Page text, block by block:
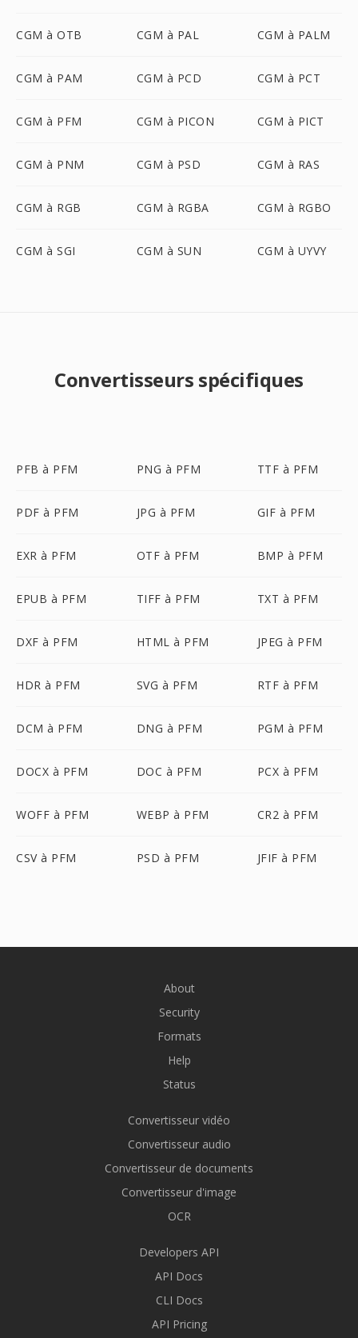
CGM à OTB CGM à PAL CGM à PALM
CGM à PAM CGM à PCD CGM à PCT
CGM à PFM CGM à PICON CGM à PICT
CGM à PNM CGM à PSD CGM à RAS
CGM à RGB CGM à RGBA CGM à RGBO
CGM à SGI CGM à SUN CGM à UYVY
Convertisseurs spécifiques
PFB à PFM PNG à PFM TTF à PFM
PDF à PFM JPG à PFM GIF à PFM
EXR à PFM OTF à PFM BMP à PFM
EPUB à PFM TIFF à PFM TXT à PFM
DXF à PFM HTML à PFM JPEG à PFM
HDR à PFM SVG à PFM RTF à PFM
DCM à PFM DNG à PFM PGM à PFM
DOCX à PFM DOC à PFM PCX à PFM
WOFF à PFM WEBP à PFM CR2 à PFM
CSV à PFM PSD à PFM JFIF à PFM
About
Security
Formats
Help
Status
Convertisseur vidéo
Convertisseur audio
Convertisseur de documents
Convertisseur d'image
OCR
Developers API
API Docs
CLI Docs
API Pricing